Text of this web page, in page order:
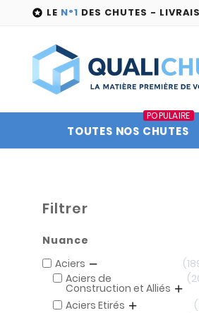
 LE N°1 DES CHUTES -
TOUTES NOS CHUTES
POPULAIRE
Filtrer
Nuance
Aciers
Aciers de
Construction et Alliés
Aciers Etirés